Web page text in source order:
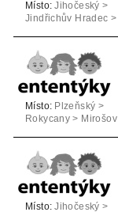
Místo: Jihočeský >
Jindřichův Hradec >
Místo: Plzeňský >
Rokycany > Mirošov
Místo: Jihočeský >